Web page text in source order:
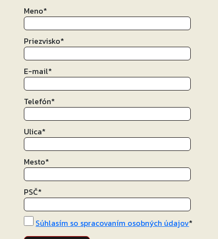
Meno*
Priezvisko*
E-mail*
Telefón*
Ulica*
Mesto*
PSČ*
Súhlasím so spracovaním osobných údajov*